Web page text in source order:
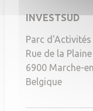
INVESTSUD
Parc
Rue de la Plaine
6900 Marche-
Belgique